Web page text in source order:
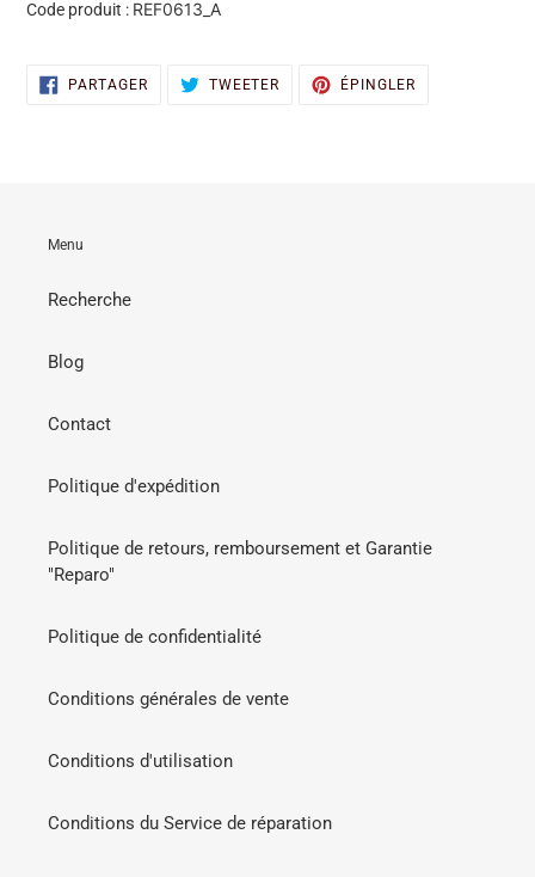
Code produit : REF0613_A
PARTAGERPARTAGERTWEETER TWEETERÉPINGLER
Menu
Recherche
Blog
Contact
Politique d'expédition
Politique de retours, remboursement et Garantie
"Reparo"
Politique de confidentialité
Conditions générales de vente
Conditions d'utilisation
Conditions du Service de réparation